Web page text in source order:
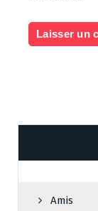
Amis